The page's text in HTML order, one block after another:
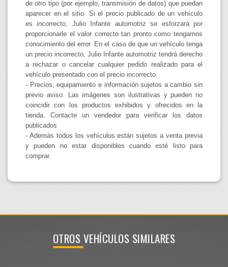
de otro tipo (por ejemplo, transmisión de datos) que puedan
aparecer en el sitio. Si el precio publicado de un vehículo
es incorrecto, Julio Infante automotriz se esforzará por
proporcionarle el valor correcto tan pronto como tengamos
conocimiento del error. En el caso de que un vehículo tenga
un precio incorrecto, Julio Infante automotriz tendrá derecho
a rechazar o cancelar cualquier pedido realizado para el
vehículo presentado con el precio incorrecto.
- Precios, equipamiento e información sujetos a cambio sin
previo aviso. Las imágenes son ilustrativas y pueden no
coincidir con los productos exhibidos y ofrecidos en la
tienda. Contacte un vendedor para verificar los datos
publicados
- Además todos los vehículos están sujetos a venta previa
y pueden no estar disponibles cuando esté listo para
comprar.
OTROS VEHÍCULOS SIMILARES